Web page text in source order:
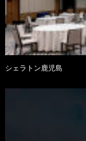
シェラトン鹿児島